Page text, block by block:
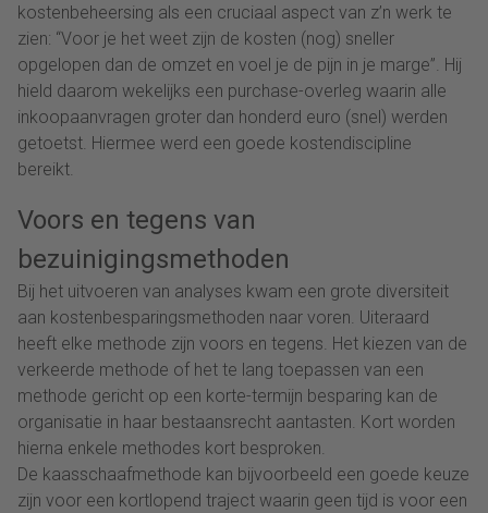
kostenbeheersing als een cruciaal aspect van z’n werk te
zien: “Voor je het weet zijn de kosten (nog) sneller
opgelopen dan de omzet en voel je de pijn in je marge”. Hij
hield daarom wekelijks een purchase-overleg waarin alle
inkoopaanvragen groter dan honderd euro (snel) werden
getoetst. Hiermee werd een goede kostendiscipline
bereikt.
Voors en tegens van
bezuinigingsmethoden
Bij het uitvoeren van analyses kwam een grote diversiteit
aan kostenbesparingsmethoden naar voren. Uiteraard
heeft elke methode zijn voors en tegens. Het kiezen van de
verkeerde methode of het te lang toepassen van een
methode gericht op een korte-termijn besparing kan de
organisatie in haar bestaansrecht aantasten. Kort worden
hierna enkele methodes kort besproken.
De kaasschaafmethode kan bijvoorbeeld een goede keuze
zijn voor een kortlopend traject waarin geen tijd is voor een